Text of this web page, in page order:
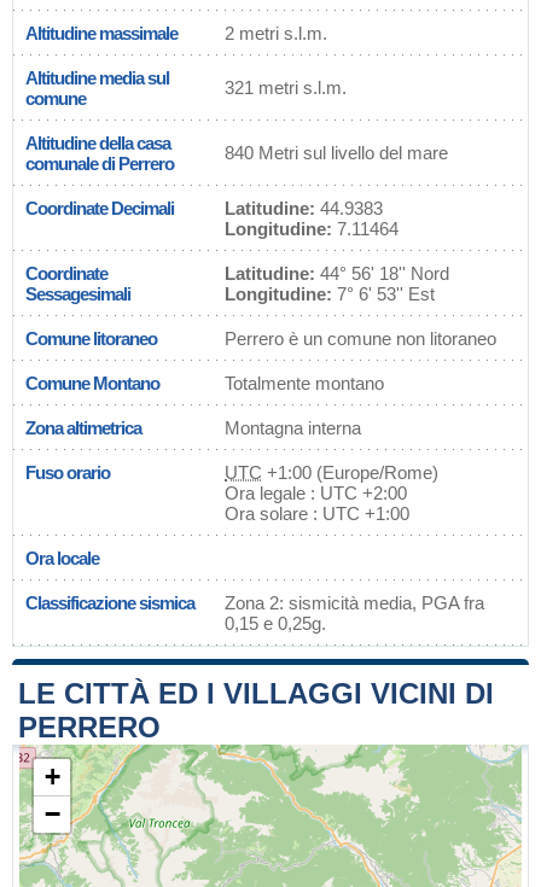
Altitudine massimale 2 metri s.l.m.
Altitudine media sul
comune
321 metri s.l.m.
Altitudine della casa
comunale di Perrero
840 Metri sul livello del mare
Coordinate Decimali Latitudine: 44.9383
Longitudine: 7.11464
Coordinate
Sessagesimali
Latitudine: 44° 56' 18'' Nord
Longitudine: 7° 6' 53'' Est
Comune litoraneo Perrero è un comune non litoraneo
Comune Montano Totalmente montano
Zona altimetrica Montagna interna
Fuso orario UTC +1:00 (Europe/Rome)
Ora legale : UTC +2:00
Ora solare : UTC +1:00
Ora locale
Classificazione sismica
Zona 2: sismicità media, PGA fra
0,15 e 0,25g.
LE CITTÀ ED I VILLAGGI VICINI DI
PERRERO
+
−